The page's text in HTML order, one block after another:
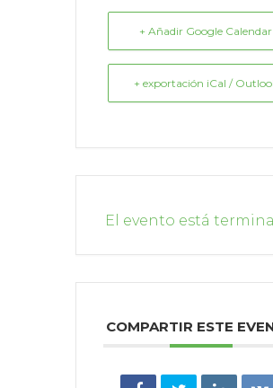
+ Añadir Google Calendar
+ exportación iCal /
El evento está
COMPARTIR ESTE